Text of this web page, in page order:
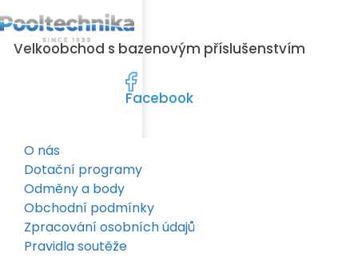
Velkoobchod s bazenovým příslušenstvím
Facebook
O nás
Dotační programy
Odměny a body
Obchodní podmínky
Zpracování osobních údajů
Pravidla soutěže